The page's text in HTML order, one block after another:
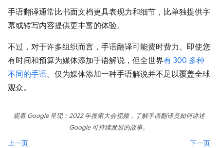
手语翻译通常比书面文档更具表现力和细节，比单独提供字
幕或转写内容提供更丰富的体验。
不过，对于许多组织而言，手语翻译可能费时费力。即使您
有时间和预算为媒体添加手语解说，但全世界有 300 多种
不同的手语。仅为媒体添加一种手语解说并不足以覆盖全球
观众。
观看Google 呈现：2022 年搜索大会视频，了解手语翻译员如何讲述
Google 可持续发展的故事。
上一页
下一页